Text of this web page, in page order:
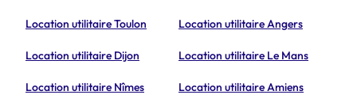
Location utilitaire Toulon Location utilitaire Angers
Location utilitaire Dijon Location utilitaire Le Mans
Location utilitaire Nîmes Location utilitaire Amiens